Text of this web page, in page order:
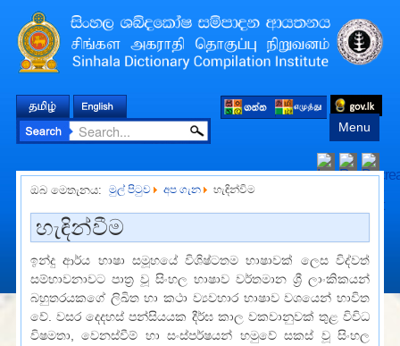
Menu
ඔබ මෙතැනය: මුල් පිටුව අප ගැන හැඳින්විම
හැඳින්වීම
ඉන්දු ආර්ය භාෂා සමූහයේ විශිෂ්ටතම භාෂාවක් ලෙස විද්වත්
සම්භාවනාවට පාත්‍ර වූ සිංහල භාෂාව වර්තමාන ශ්‍රී ලාංකිකයන්
බහුතරයකගේ ලිඛිත හා කථා ව්‍යවහාර භාෂාව වශයෙන් භාවිත
වේ. වසර දෙදහස් පන්සියයක දීර්ඝ කාල වකවානුවක් තුළ විවිධ
විෂමතා, වෙනස්වීම් හා සංස්පර්ෂයන් හමුවේ සකස් වූ සිංහල